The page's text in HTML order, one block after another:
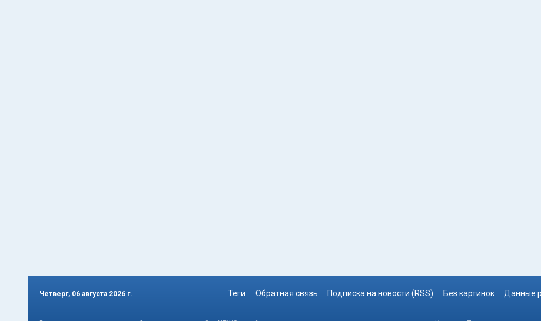
Четверг, 06 августа 2026 г. Теги Обратная связь Подписка на новости (RSS) Без картинок Данные